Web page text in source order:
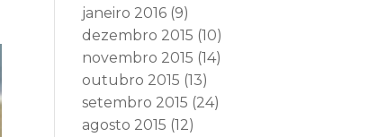
janeiro 2016 (9)
dezembro 2015 (10)
novembro 2015 (14)
outubro 2015 (13)
setembro 2015 (24)
agosto 2015 (12)